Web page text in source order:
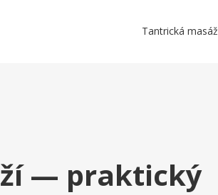
Tantrická masáž
— praktický